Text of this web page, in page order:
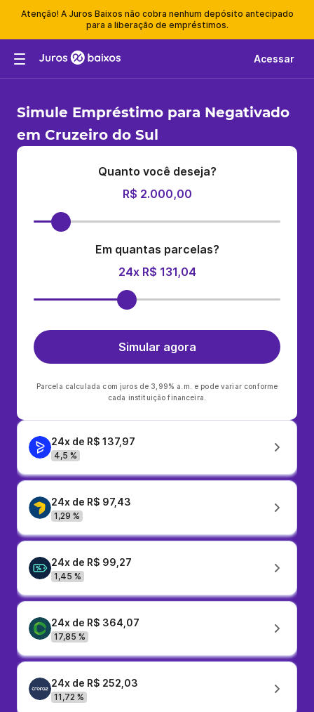
Atenção! A Juros Baixos não cobra nenhum depósito antecipado
para a liberação de empréstimos.
Acessar
Simule Empréstimo para Negativado
em Cruzeiro do Sul
Quanto você deseja?
R$ 2.000,00
Em quantas parcelas?
24x R$ 131,04
Simular agora
Parcela calculada com juros de 3,99% a.m. e pode variar conforme
cada instituição financeira.
24x de R$ 137,97
4,5 %
24x de R$ 97,43
1,29 %
24x de R$ 99,27
1,45 %
24x de R$ 364,07
17,85 %
24x de R$ 252,03
11,72 %